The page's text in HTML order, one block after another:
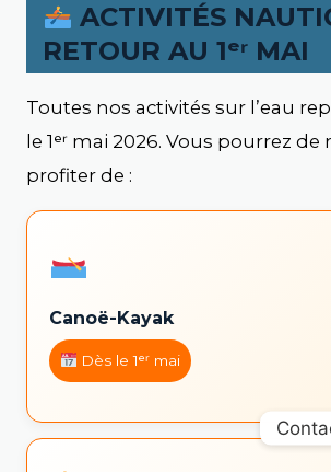
ACTIVITÉS
RETOUR AU 1ᵉʳ MAI
Toutes nos activités sur l’eau
le 1ᵉʳ mai 2026. Vous pourrez de
profiter de :
Canoë-Kayak
Dès le 1ᵉʳ mai